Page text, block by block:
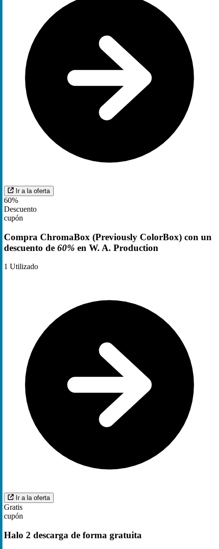
Ir a la oferta
60%
Descuento
cupón
Compra ChromaBox (Previously ColorBox) con un
descuento de 60% en W. A. Production
1 Utilizado
Ir a la oferta
Gratis
cupón
Halo 2 descarga de forma gratuita